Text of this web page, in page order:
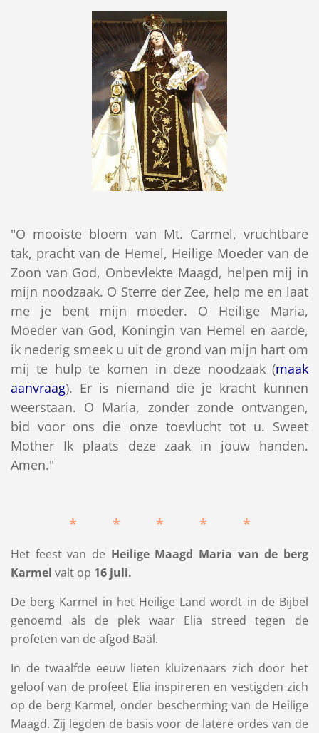
"O mooiste bloem van Mt. Carmel, vruchtbare
tak, pracht van de Hemel, Heilige Moeder van de
Zoon van God, Onbevlekte Maagd, helpen mij in
mijn noodzaak. O Sterre der Zee, help me en laat
me je bent mijn moeder. O Heilige Maria,
Moeder van God, Koningin van Hemel en aarde,
ik nederig smeek u uit de grond van mijn hart om
mij te hulp te komen in deze noodzaak (maak
aanvraag). Er is niemand die je kracht kunnen
weerstaan. O Maria, zonder zonde ontvangen,
bid voor ons die onze toevlucht tot u. Sweet
Mother Ik plaats deze zaak in jouw handen.
Amen."
* * * * *
Het feest van de Heilige Maagd Maria van de berg
Karmel valt op 16 juli.
De berg Karmel in het Heilige Land wordt in de Bijbel
genoemd als de plek waar Elia streed tegen de
profeten van de afgod Baäl.
In de twaalfde eeuw lieten kluizenaars zich door het
geloof van de profeet Elia inspireren en vestigden zich
op de berg Karmel, onder bescherming van de Heilige
Maagd. Zij legden de basis voor de latere ordes van de